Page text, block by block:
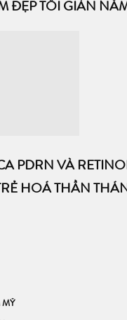
ĐẸP TỐI GIẢN
PDRN VÀ
HOÁ THẦN
MỸ